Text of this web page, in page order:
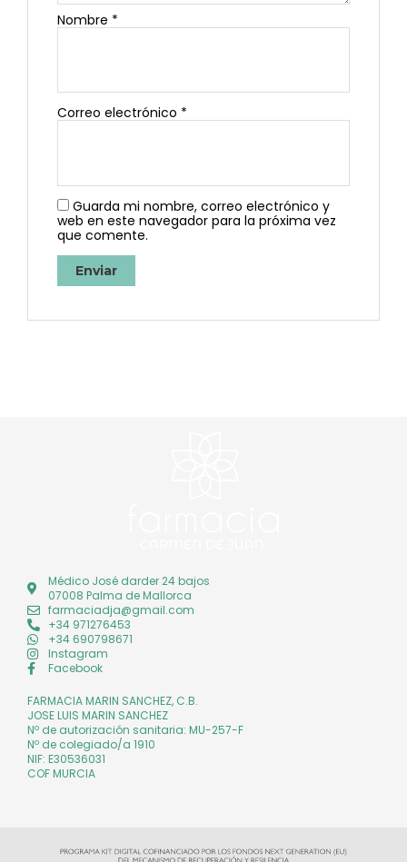
Nombre *
Correo electrónico *
Guarda mi nombre, correo electrónico y
web en este navegador para la próxima vez
que comente.
Médico José darder 24 bajos
07008 Palma de Mallorca
farmaciadja@gmail.com
+34 971276453
+34 690798671
Instagram
Facebook
FARMACIA MARIN SANCHEZ, C.B.
JOSE LUIS MARIN SANCHEZ
Nº de autorización sanitaria: MU-257-F
Nº de colegiado/a 1910
NIF: E30536031
COF MURCIA